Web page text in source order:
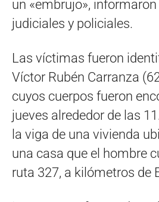
un «embrujo»,
judiciales y policiales.
Las víctimas fueron
Víctor Rubén Carranza
cuyos cuerpos fueron
jueves alrededor de las
la viga de una vivienda
una casa que el hombre
ruta 327, a kilómetros de